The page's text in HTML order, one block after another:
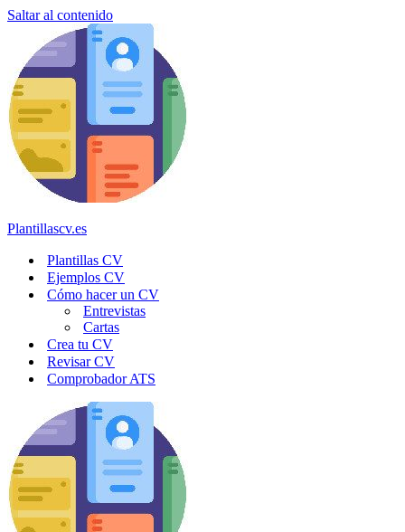
Saltar al contenido
Plantillascv.es
Plantillas CV
Ejemplos CV
Cómo hacer un CV
Entrevistas
Cartas
Crea tu CV
Revisar CV
Comprobador ATS